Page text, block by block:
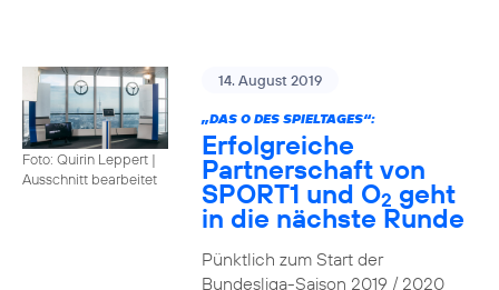
Foto: Quirin Leppert |
Ausschnitt bearbeitet
14. August 2019
„DAS O DES SPIELTAGES“:
Erfolgreiche
Partnerschaft von
SPORT1 und O2 geht
in die nächste Runde
Pünktlich zum Start der
Bundesliga-Saison 2019 / 2020